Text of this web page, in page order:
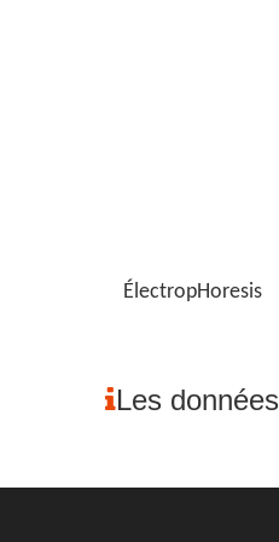
ÉlectropHoresis
Les